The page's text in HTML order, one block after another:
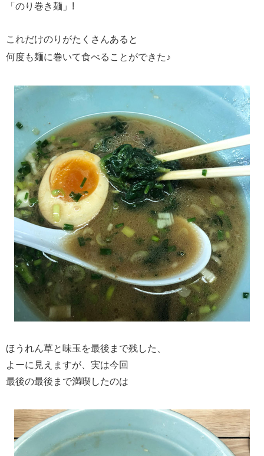
「のり巻き麺」!
これだけのりがたくさんあると
何度も麺に巻いて食べることができた♪
ほうれん草と味玉を最後まで残した、
よーに見えますが、実は今回
最後の最後まで満喫したのは